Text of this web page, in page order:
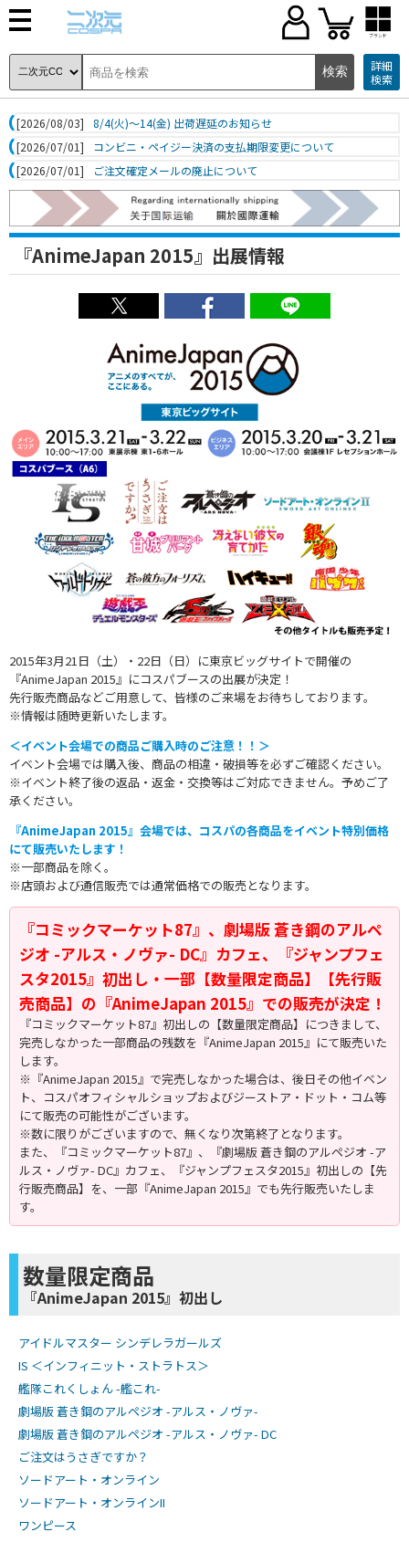
ブランド
詳細
検索
[2026/08/03]
8/4(火)～14(金) 出荷遅延のお知らせ
[2026/07/01]
コンビニ・ペイジー決済の支払期限変更について
[2026/07/01]
ご注文確定メールの廃止について
『AnimeJapan 2015』出展情報
2015年3月21日（土）・22日（日）に東京ビッグサイトで開催の
『AnimeJapan 2015』にコスパブースの出展が決定！
先行販売商品などご用意して、皆様のご来場をお待ちしております。
※情報は随時更新いたします。
＜イベント会場での商品ご購入時のご注意！！＞
イベント会場では購入後、商品の相違・破損等を必ずご確認ください。
※イベント終了後の返品・返金・交換等はご対応できません。予めご了
承ください。
『AnimeJapan 2015』会場では、コスパの各商品をイベント特別価格
にて販売いたします！
※一部商品を除く。
※店頭および通信販売では通常価格での販売となります。
『コミックマーケット87』、劇場版 蒼き鋼のアルペ
ジオ -アルス・ノヴァ- DC』カフェ、『ジャンプフェ
スタ2015』初出し・一部【数量限定商品】【先行販
売商品】の『AnimeJapan 2015』での販売が決定！
『コミックマーケット87』初出しの【数量限定商品】につきまして、
完売しなかった一部商品の残数を『AnimeJapan 2015』にて販売いた
します。
※『AnimeJapan 2015』で完売しなかった場合は、後日その他イベン
ト、コスパオフィシャルショップおよびジーストア・ドット・コム等
にて販売の可能性がございます。
※数に限りがございますので、無くなり次第終了となります。
また、『コミックマーケット87』、『劇場版 蒼き鋼のアルペジオ -ア
ルス・ノヴァ- DC』カフェ、『ジャンプフェスタ2015』初出しの【先
行販売商品】を、一部『AnimeJapan 2015』でも先行販売いたしま
す。
数量限定商品
『AnimeJapan 2015』初出し
アイドルマスター シンデレラガールズ
IS ＜インフィニット・ストラトス＞
艦隊これくしょん -艦これ-
劇場版 蒼き鋼のアルペジオ -アルス・ノヴァ-
劇場版 蒼き鋼のアルペジオ -アルス・ノヴァ- DC
ご注文はうさぎですか？
ソードアート・オンライン
ソードアート・オンラインII
ワンピース